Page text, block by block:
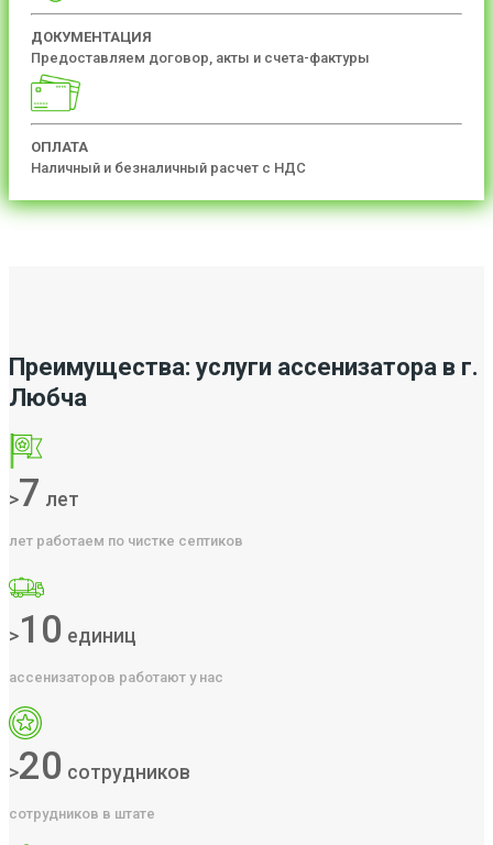
ДОКУМЕНТАЦИЯ
Предоставляем договор, акты и счета-фактуры
ОПЛАТА
Наличный и безналичный расчет с НДС
Преимущества: услуги ассенизатора в г.
Любча
>7 лет
лет работаем по чистке септиков
>10 единиц
ассенизаторов работают у нас
>20 сотрудников
сотрудников в штате